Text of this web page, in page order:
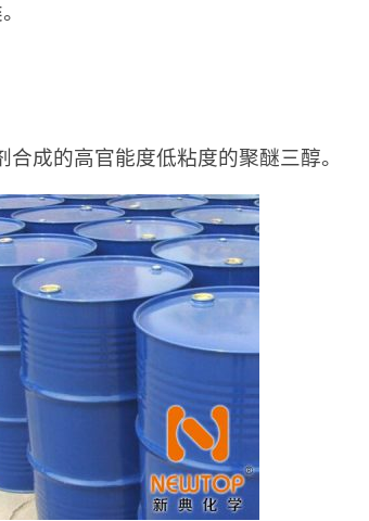
成的高官能度低粘度的聚醚三醇。